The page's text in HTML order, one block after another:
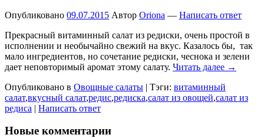
Опубликовано 09.07.2015 Автор Oriona — Написать ответ
Прекрасный витаминный салат из редиски, очень простой в
исполнении и необычайно свежий на вкус. Казалось бы, так
мало ингредиентов, но сочетание редиски, чеснока и зелени
дает неповторимый аромат этому салату. Читать далее →
Опубликовано в Овощные салаты | Тэги: витаминный
салат,вкусный салат,редис,редиска,салат из овощей,салат из
редиса | Написать ответ
Новые комментарии